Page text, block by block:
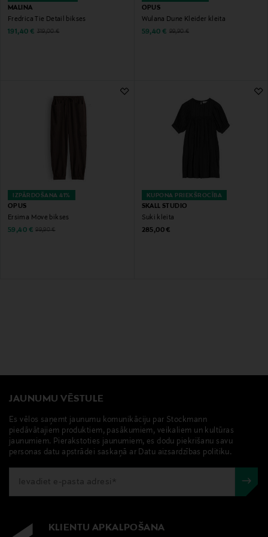
MALINA
Fredrica Tie Detail bikses
Discounted Price
191,40 € Original Price
319,00 €
OPUS
Wulana Dune Kleider kleita
Discounted Price
59,40 € Original Price
99,90 €
IZPĀRDOŠANA 41%
OPUS
Ersima Move bikses
Discounted Price
59,40 € Original Price
99,90 €
KUPONA PRIEKŠROCĪBA
SKALL STUDIO
Suki kleita
Original Price
285,00 €
JAUNUMU VĒSTULE
Es vēlos saņemt jaunumu komunikāciju par Stockmann
piedāvātajiem produktiem, pasākumiem, veikaliem un kultūras
jaunumiem. Pierakstoties jaunumiem, es dodu piekrišanu savu
personas datu apstrādei saskaņā ar Datu aizsardzības politiku.
KLIENTU APKALPOŠANA